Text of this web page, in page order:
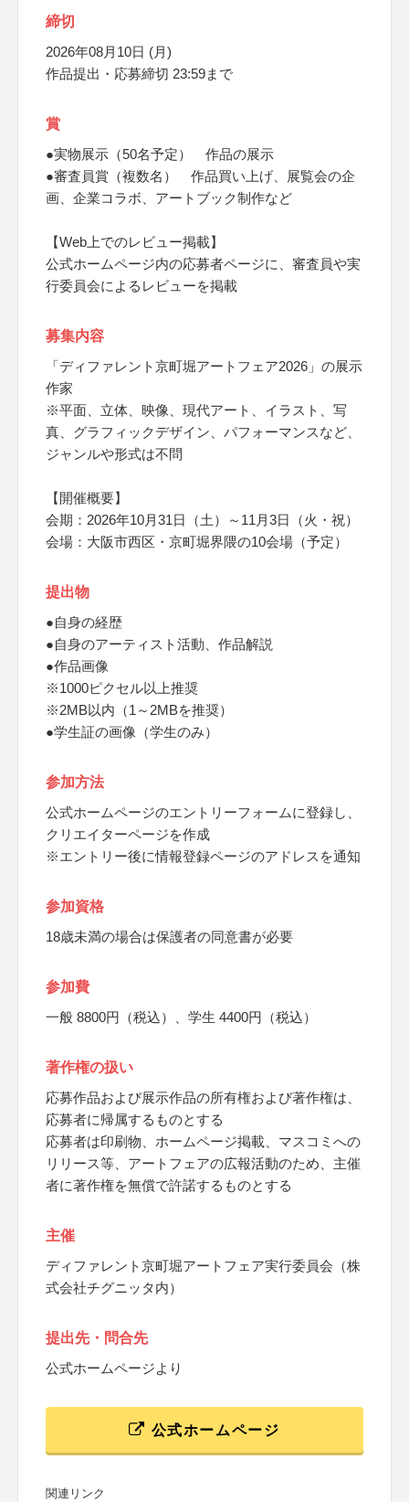
締切
2026年08月10日 (月)
作品提出・応募締切 23:59まで
賞
●実物展示（50名予定） 作品の展示
●審査員賞（複数名） 作品買い上げ、展覧会の企
画、企業コラボ、アートブック制作など
【Web上でのレビュー掲載】
公式ホームページ内の応募者ページに、審査員や実
行委員会によるレビューを掲載
募集内容
「ディファレント京町堀アートフェア2026」の展示
作家
※平面、立体、映像、現代アート、イラスト、写
真、グラフィックデザイン、パフォーマンスなど、
ジャンルや形式は不問
【開催概要】
会期：2026年10月31日（土）～11月3日（火・祝）
会場：大阪市西区・京町堀界隈の10会場（予定）
提出物
●自身の経歴
●自身のアーティスト活動、作品解説
●作品画像
※1000ピクセル以上推奨
※2MB以内（1～2MBを推奨）
●学生証の画像（学生のみ）
参加方法
公式ホームページのエントリーフォームに登録し、
クリエイターページを作成
※エントリー後に情報登録ページのアドレスを通知
参加資格
18歳未満の場合は保護者の同意書が必要
参加費
一般 8800円（税込）、学生 4400円（税込）
著作権の扱い
応募作品および展示作品の所有権および著作権は、
応募者に帰属するものとする
応募者は印刷物、ホームページ掲載、マスコミへの
リリース等、アートフェアの広報活動のため、主催
者に著作権を無償で許諾するものとする
主催
ディファレント京町堀アートフェア実行委員会（株
式会社チグニッタ内）
提出先・問合先
公式ホームページより
公式ホームページ
関連リンク